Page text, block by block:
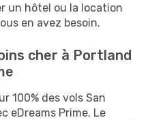
un hôtel ou la location
en avez besoin.
cher à Portland
100% des vols San
eDreams Prime. Le